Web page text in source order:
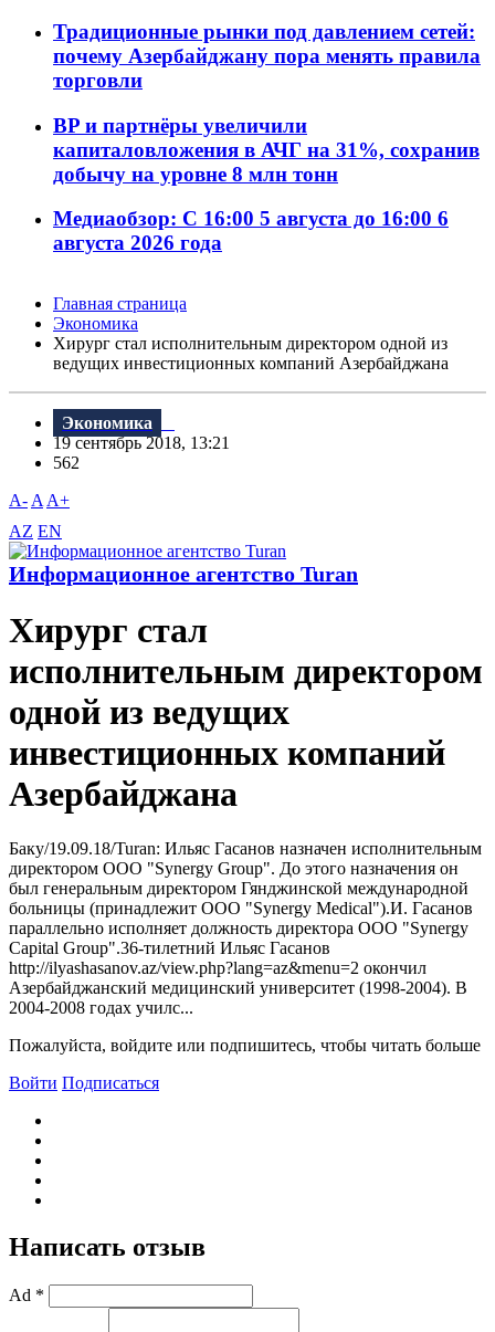
Традиционные рынки под давлением сетей:
почему Азербайджану пора менять правила
торговли
BP и партнёры увеличили
капиталовложения в АЧГ на 31%, сохранив
добычу на уровне 8 млн тонн
Медиаобзор: С 16:00 5 августа до 16:00 6
августа 2026 года
Главная страница
Экономика
Хирург стал исполнительным директором одной из
ведущих инвестиционных компаний Азербайджана
Экономика
19 сентябрь 2018, 13:21
562
A- A A+
AZ EN
Информационное агентство Turan
Хирург стал
исполнительным директором
одной из ведущих
инвестиционных компаний
Азербайджана
Баку/19.09.18/Turan: Ильяс Гасанов назначен исполнительным
директором ООО "Synergy Group". До этого назначения он
был генеральным директором Гянджинской международной
больницы (принадлежит ООО "Synergy Medical").И. Гасанов
параллельно исполняет должность директора ООО "Synergy
Capital Group".36-тилетний Ильяс Гасанов
http://ilyashasanov.az/view.php?lang=az&menu=2 окончил
Азербайджанский медицинский университет (1998-2004). B
2004-2008 годах училс...
Пожалуйста, войдите или подпишитесь, чтобы читать больше
Войти Подписаться
Написать отзыв
Ad *